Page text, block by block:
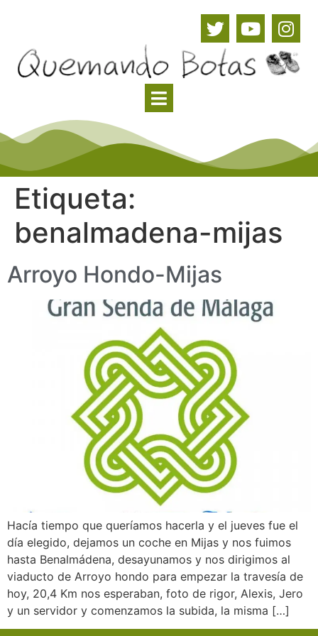
Etiqueta:
benalmadena-mijas
Arroyo Hondo-Mijas
Hacía tiempo que queríamos hacerla y el jueves fue el
día elegido, dejamos un coche en Mijas y nos fuimos
hasta Benalmádena, desayunamos y nos dirigimos al
viaducto de Arroyo hondo para empezar la travesía de
hoy, 20,4 Km nos esperaban, foto de rigor, Alexis, Jero
y un servidor y comenzamos la subida, la misma […]